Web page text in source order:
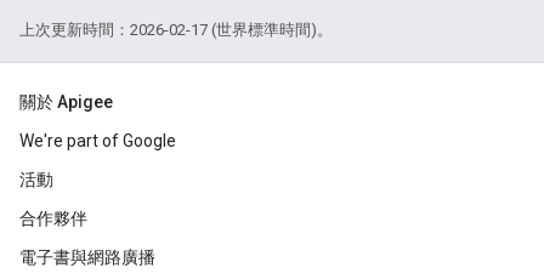
上次更新時間：2026-02-17 (世界標準時間)。
關於 Apigee
We're part of Google
活動
合作夥伴
電子書與網路廣播